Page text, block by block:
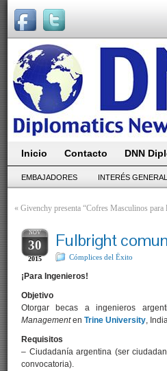
Inicio Contacto DNN
EMBAJADORES INTERÉS GENERAL
« Givenchy presenta “Cofres Masculinos para
NOV
30
2015
Fulbright
Cómplices del Ëxito
¡Para Ingenieros!
Objetivo
Otorgar becas a ingenieros
Managementen Trine University,
Requisitos
– Ciudadanía argentina (ser
convocatoria).